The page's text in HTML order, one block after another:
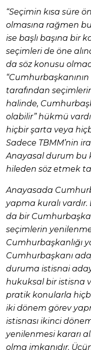
“Seçimin kısa süre
olmasına rağmen
ise başlı başına bir
seçimleri de öne
da söz konusu
tarafından
halinde,
olabilir” hükmü
hiçbir şarta veya
Sadece TBMM’nin
Anayasal durum bu
hileden söz etmek
Anayasada
yapma kuralı vardır.
da bir
seçimlerin
Cumhurbaşkanlığı
Cumhurbaşkanı
duruma istisnai
hukuksal bir istisna
pratik konularla
iki dönem görev
istisnası ikinci
yenilenmesi kararı
olma imkanıdır.